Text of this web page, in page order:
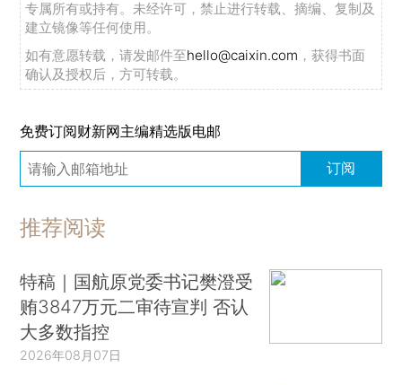
专属所有或持有。未经许可，禁止进行转载、摘编、复制及
建立镜像等任何使用。
如有意愿转载，请发邮件至hello@caixin.com ，获得书面
确认及授权后，方可转载。
免费订阅财新网主编精选版电邮
订阅
推荐阅读
特稿｜国航原党委书记樊澄受
贿3847万元二审待宣判 否认
大多数指控
2026年08月07日